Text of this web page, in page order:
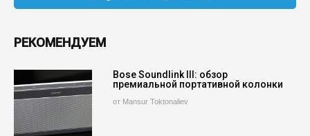
РЕКОМЕНДУЕМ
Bose Soundlink III: обзор
премиальной портативной колонки
от Mansur Toktonaliev